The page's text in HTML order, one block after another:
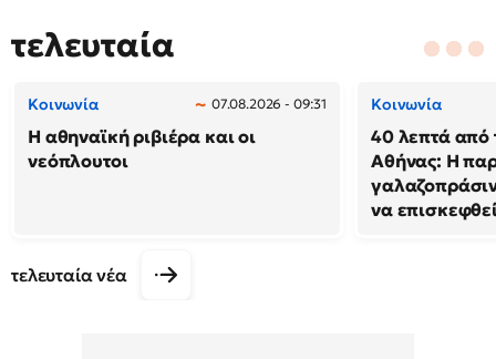
τελευταία
Κοινωνία 07.08.2026 - 09:31
Η αθηναϊκή ριβιέρα και οι
νεόπλουτοι
Κοινωνία
40 λεπτά από
Αθήνας: Η
να
τελευταία νέα